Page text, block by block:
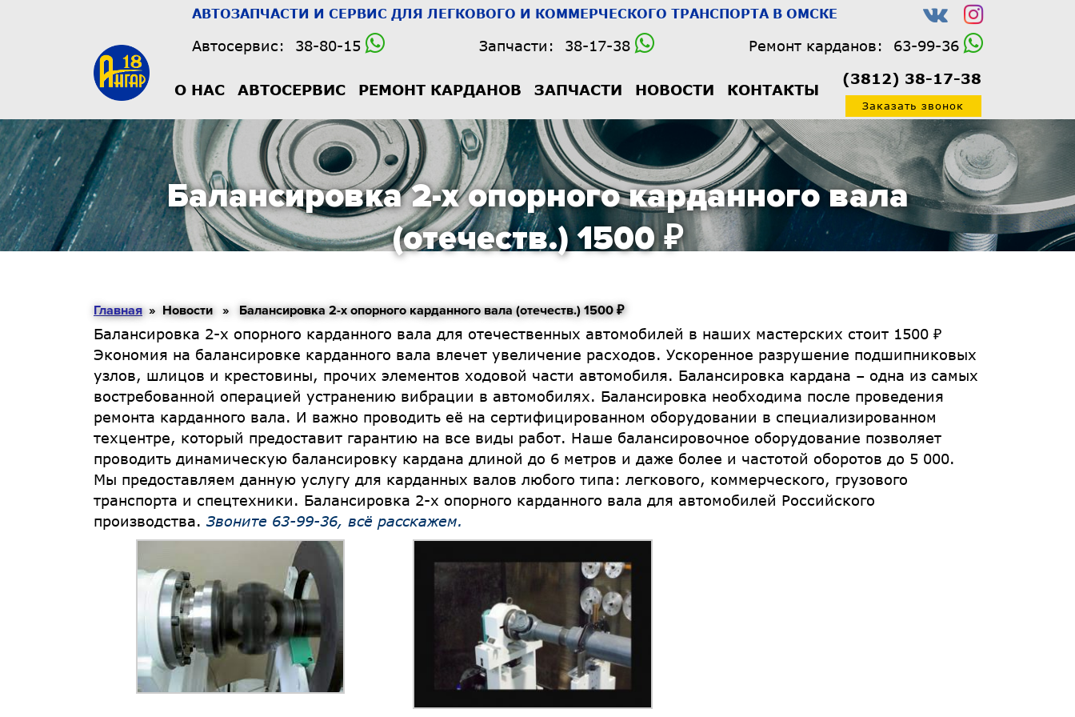
АВТОЗАПЧАСТИ И СЕРВИС ДЛЯ ЛЕГКОВОГО И КОММЕРЧЕСКОГО ТРАНСПОРТА В ОМСКЕ
Автосервис: 38-80-15 Запчасти: 38-17-38 Ремонт карданов: 63-99-36
О НАС АВТОСЕРВИС РЕМОНТ КАРДАНОВ ЗАПЧАСТИ НОВОСТИ КОНТАКТЫ
(3812) 38-17-38
Заказать звонок
Балансировка 2-х опорного карданного вала
(отечеств.) 1500 ₽
Главная» Новости » Балансировка 2-х опорного карданного вала (отечеств.) 1500 ₽
Балансировка 2-х опорного карданного вала для отечественных автомобилей в наших мастерских стоит 1500 ₽
Экономия на балансировке карданного вала влечет увеличение расходов. Ускоренное разрушение подшипниковых
узлов, шлицов и крестовины, прочих элементов ходовой части автомобиля. Балансировка кардана – одна из самых
востребованной операцией устранению вибрации в автомобилях. Балансировка необходима после проведения
ремонта карданного вала. И важно проводить её на сертифицированном оборудовании в специализированном
техцентре, который предоставит гарантию на все виды работ. Наше балансировочное оборудование позволяет
проводить динамическую балансировку кардана длиной до 6 метров и даже более и частотой оборотов до 5 000.
Мы предоставляем данную услугу для карданных валов любого типа: легкового, коммерческого, грузового
транспорта и спецтехники. Балансировка 2-х опорного карданного вала для автомобилей Российского
производства. Звоните 63-99-36, всё расскажем.